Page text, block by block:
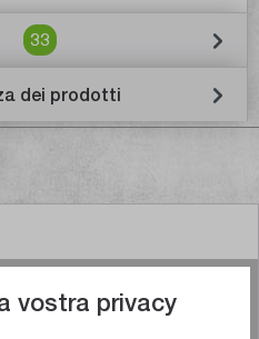
33
dei prodotti
vostra privacy